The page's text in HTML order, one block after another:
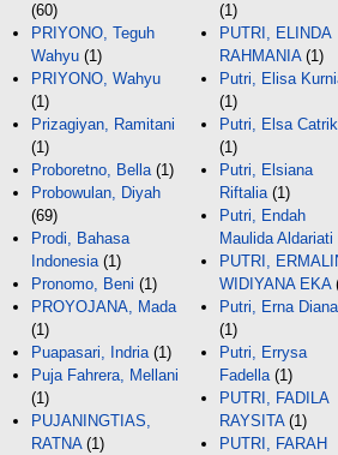
(60)
PRIYONO, Teguh
Wahyu (1)
PRIYONO, Wahyu
(1)
Prizagiyan, Ramitani
(1)
Proboretno, Bella (1)
Probowulan, Diyah
(69)
Prodi, Bahasa
Indonesia (1)
Pronomo, Beni (1)
PROYOJANA, Mada
(1)
Puapasari, Indria (1)
Puja Fahrera, Mellani
(1)
PUJANINGTIAS,
RATNA(1)
(1)
PUTRI, ELINDA
RAHMANIA(1)
Putri, Elisa
(1)
Putri, Elsa
(1)
Putri, Elsiana
Riftalia (1)
Putri, Endah
Maulida Aldariati
PUTRI,
WIDIYANA EKA
Putri, Erna Diana
(1)
Putri, Errysa
Fadella (1)
PUTRI, FADILA
RAYSITA(1)
PUTRI, FARAH